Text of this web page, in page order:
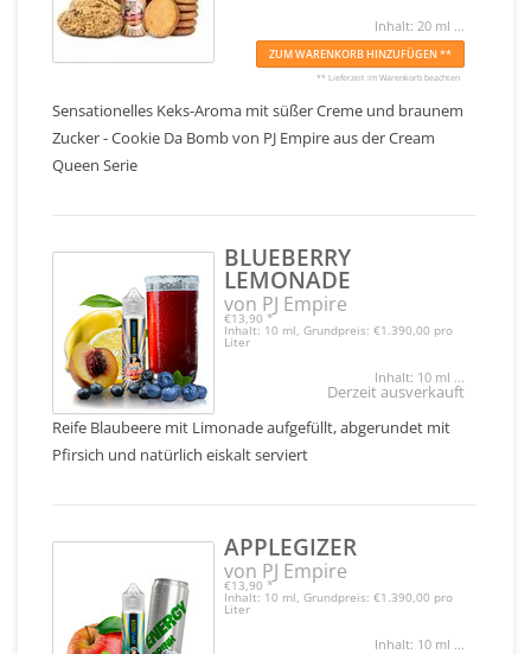
Inhalt: 20 ml ...
ZUM WARENKORB HINZUFÜGEN **
** Lieferzeit im Warenkorb beachten
Sensationelles Keks-Aroma mit süßer Creme und braunem
Zucker - Cookie Da Bomb von PJ Empire aus der Cream
Queen Serie
BLUEBERRY
LEMONADE
von PJ Empire
€13,90 *
Inhalt: 10 ml, Grundpreis: €1.390,00 pro
Liter
Inhalt: 10 ml ...
Derzeit ausverkauft
Reife Blaubeere mit Limonade aufgefüllt, abgerundet mit
Pfirsich und natürlich eiskalt serviert
APPLEGIZER
von PJ Empire
€13,90 *
Inhalt: 10 ml, Grundpreis: €1.390,00 pro
Liter
Inhalt: 10 ml ...